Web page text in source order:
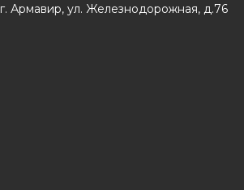
г. Армавир, ул. Железнодорожная, д.76